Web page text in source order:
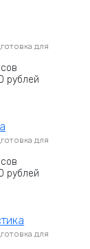
для
рублей
для
рублей
для